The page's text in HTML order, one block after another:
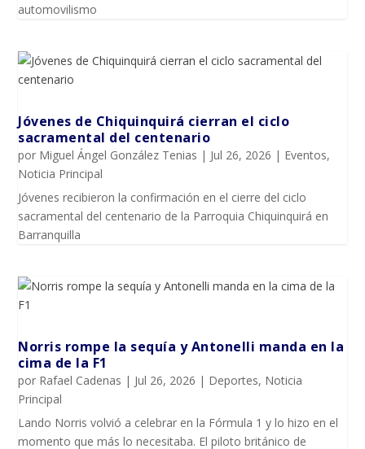
automovilismo
Jóvenes de Chiquinquirá cierran el ciclo
sacramental del centenario
por Miguel Ángel González Tenias | Jul 26, 2026 | Eventos,
Noticia Principal
Jóvenes recibieron la confirmación en el cierre del ciclo
sacramental del centenario de la Parroquia Chiquinquirá en
Barranquilla
Norris rompe la sequía y Antonelli manda en la
cima de la F1
por Rafael Cadenas | Jul 26, 2026 | Deportes, Noticia
Principal
Lando Norris volvió a celebrar en la Fórmula 1 y lo hizo en el
momento que más lo necesitaba. El piloto británico de